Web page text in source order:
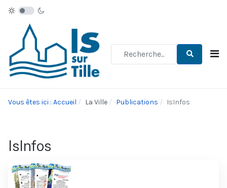
Vous êtes ici : Accueil La Ville Publications IsInfos
IsInfos